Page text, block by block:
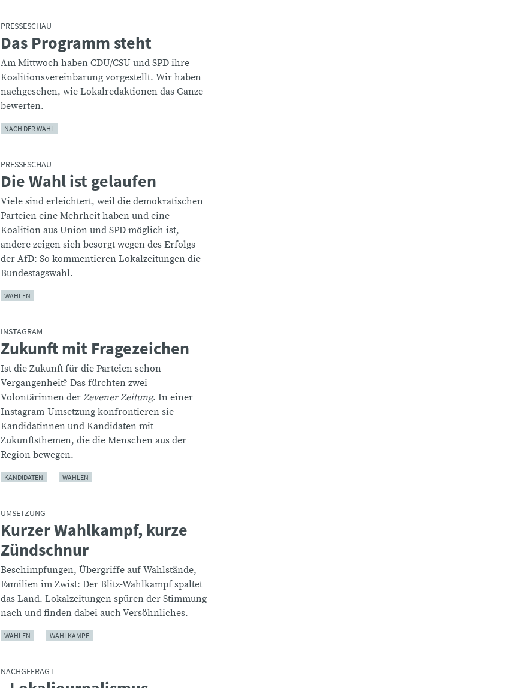
PRESSESCHAU
:Das Programm steht
Am Mittwoch haben CDU/CSU und SPD ihre
Koalitionsvereinbarung vorgestellt. Wir haben
nachgesehen, wie Lokalredaktionen das Ganze
bewerten.
NACH DER WAHL
PRESSESCHAU
:Die Wahl ist gelaufen
Viele sind erleichtert, weil die demokratischen
Parteien eine Mehrheit haben und eine
Koalition aus Union und SPD möglich ist,
andere zeigen sich besorgt wegen des Erfolgs
der AfD: So kommentieren Lokalzeitungen die
Bundestagswahl.
WAHLEN
INSTAGRAM
:Zukunft mit Fragezeichen
Ist die Zukunft für die Parteien schon
Vergangenheit? Das fürchten zwei
Volontärinnen der Zevener Zeitung. In einer
Instagram-Umsetzung konfrontieren sie
Kandidatinnen und Kandidaten mit
Zukunftsthemen, die die Menschen aus der
Region bewegen.
KANDIDATEN WAHLEN
UMSETZUNG
:Kurzer Wahlkampf, kurze
Zündschnur
Beschimpfungen, Übergriffe auf Wahlstände,
Familien im Zwist: Der Blitz-Wahlkampf spaltet
das Land. Lokalzeitungen spüren der Stimmung
nach und finden dabei auch Versöhnliches.
WAHLEN WAHLKAMPF
NACHGEFRAGT